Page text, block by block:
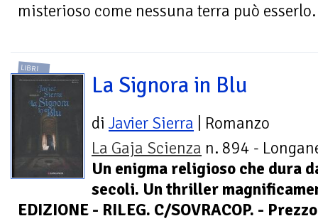
misterioso come nessuna terra può
LIBRI
La Signora in Blu
di Javier Sierra | Romanzo
La Gaja Scienza n. 894 -
Un enigma religioso che dura
secoli. Un thriller
EDIZIONE - RILEG. C/SOVRACOP. -